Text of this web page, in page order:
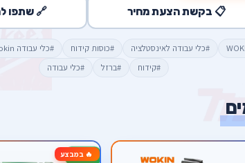
📋 בקשת הצעת מחיר 🔗 שתפו
#כלי עבודה לאינסטלציה #כוסות קידוח #כלי עבודה Wokin
#קידוח
#ברזל #כלי עבודה
🔥 במבצע-30%